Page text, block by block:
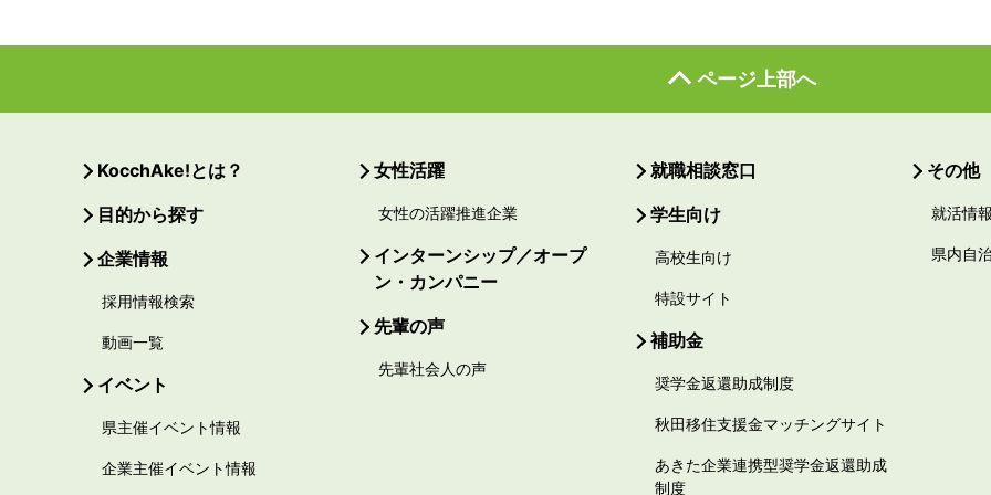
ページ上部へ
KocchAke!とは？
目的から探す
企業情報
採用情報検索
動画一覧
イベント
県主催イベント情報
企業主催イベント情報
女性活躍
女性の活躍推進企業
インターンシップ／オープ
ン・カンパニー
先輩の声
先輩社会人の声
就職相談窓口
学生向け
高校生向け
特設サイト
補助金
奨学金返還助成制度
秋田移住支援金マッチングサイト
あきた企業連携型奨学金返還助成
制度
その他
就活情
県内自